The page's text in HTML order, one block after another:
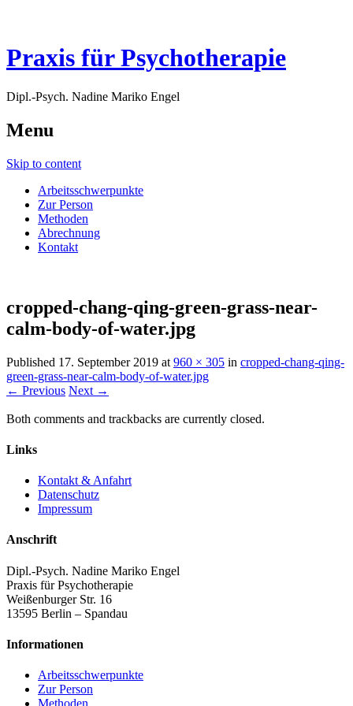
Praxis für Psychotherapie
Dipl.-Psych. Nadine Mariko Engel
Menu
Skip to content
Arbeitsschwerpunkte
Zur Person
Methoden
Abrechnung
Kontakt
cropped-chang-qing-green-grass-near-
calm-body-of-water.jpg
Published 17. September 2019 at 960 × 305 in cropped-chang-qing-
green-grass-near-calm-body-of-water.jpg
← Previous Next →
Both comments and trackbacks are currently closed.
Links
Kontakt & Anfahrt
Datenschutz
Impressum
Anschrift
Dipl.-Psych. Nadine Mariko Engel
Praxis für Psychotherapie
Weißenburger Str. 16
13595 Berlin – Spandau
Informationen
Arbeitsschwerpunkte
Zur Person
Methoden